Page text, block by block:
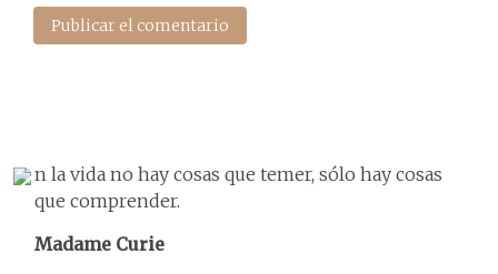
n la vida no hay cosas que temer, sólo hay cosas
que comprender.
Madame Curie